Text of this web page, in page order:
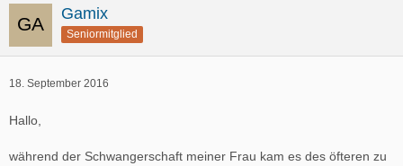
Gamix
Seniormitglied
18. September 2016
Hallo,
während der Schwangerschaft meiner Frau kam es des öfteren zu